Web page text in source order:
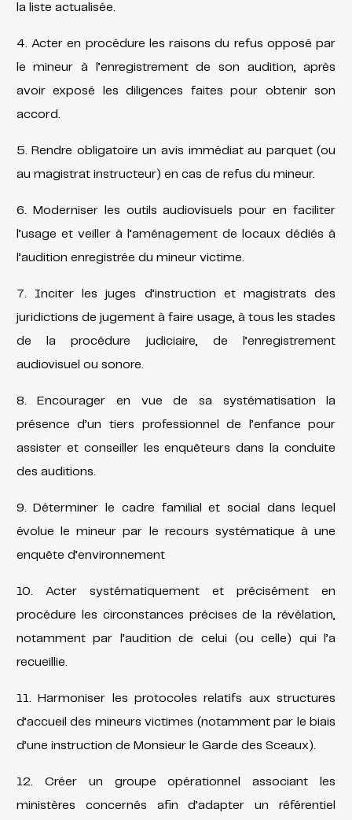
la liste actualisée.
4. Acter en procédure les raisons du refus opposé par
le mineur à l’enregistrement de son audition, après
avoir exposé les diligences faites pour obtenir son
accord.
5. Rendre obligatoire un avis immédiat au parquet (ou
au magistrat instructeur) en cas de refus du mineur.
6. Moderniser les outils audiovisuels pour en faciliter
l’usage et veiller à l’aménagement de locaux dédiés à
l’audition enregistrée du mineur victime.
7. Inciter les juges d’instruction et magistrats des
juridictions de jugement à faire usage, à tous les stades
de la procédure judiciaire, de l’enregistrement
audiovisuel ou sonore.
8. Encourager en vue de sa systématisation la
présence d’un tiers professionnel de l’enfance pour
assister et conseiller les enquêteurs dans la conduite
des auditions.
9. Déterminer le cadre familial et social dans lequel
évolue le mineur par le recours systématique à une
enquête d’environnement
10. Acter systématiquement et précisément en
procédure les circonstances précises de la révélation,
notamment par l’audition de celui (ou celle) qui l’a
recueillie.
11. Harmoniser les protocoles relatifs aux structures
d’accueil des mineurs victimes (notamment par le biais
d’une instruction de Monsieur le Garde des Sceaux).
12. Créer un groupe opérationnel associant les
ministères concernés afin d’adapter un référentiel